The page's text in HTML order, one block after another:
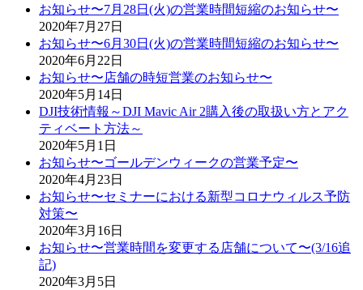
お知らせ〜7月28日(火)の営業時間短縮のお知らせ〜
2020年7月27日
お知らせ〜6月30日(火)の営業時間短縮のお知らせ〜
2020年6月22日
お知らせ〜店舗の時短営業のお知らせ〜
2020年5月14日
DJI技術情報～DJI Mavic Air 2購入後の取扱い方とアク
ティベート方法～
2020年5月1日
お知らせ〜ゴールデンウィークの営業予定〜
2020年4月23日
お知らせ〜セミナーにおける新型コロナウィルス予防
対策〜
2020年3月16日
お知らせ〜営業時間を変更する店舗について〜(3/16追
記)
2020年3月5日